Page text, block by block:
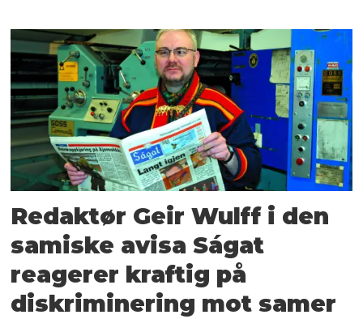
Redaktør Geir Wulff i den
samiske avisa Ságat
reagerer kraftig på
diskriminering mot samer